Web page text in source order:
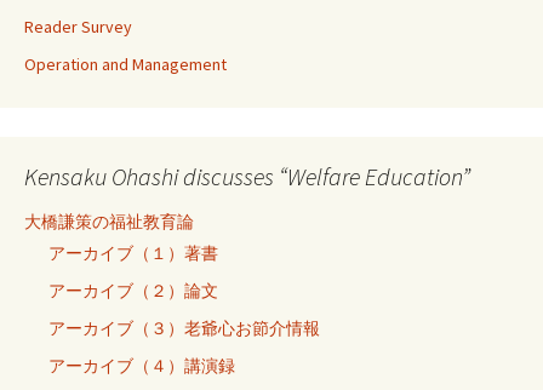
Reader Survey
Operation and Management
Kensaku Ohashi discusses “Welfare Education”
大橋謙策の福祉教育論
アーカイブ（１）著書
アーカイブ（２）論文
アーカイブ（３）老爺心お節介情報
アーカイブ（４）講演録